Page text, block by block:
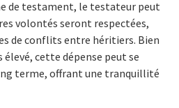
de testament, le testateur peut
volontés seront respectées,
de conflits entre héritiers. Bien
cette dépense peut se
terme, offrant une tranquillité